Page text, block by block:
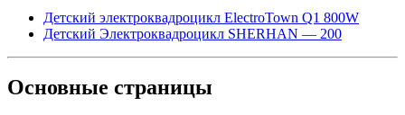
Детский электроквадроцикл ElectroTown Q1 800W
Детский Электроквадроцикл SHERHAN — 200
Основные страницы